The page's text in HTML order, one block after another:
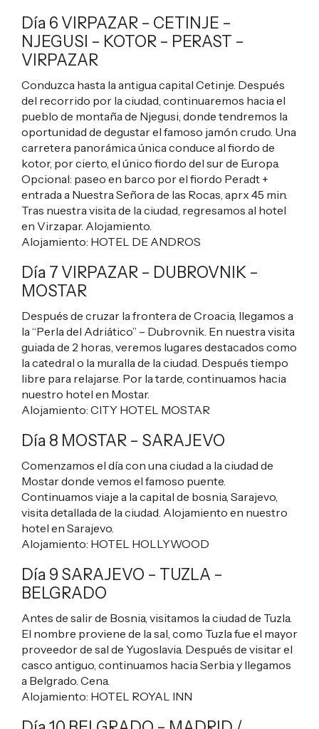
Día 6 VIRPAZAR – CETINJE –
NJEGUSI – KOTOR – PERAST –
VIRPAZAR
Conduzca hasta la antigua capital Cetinje. Después
del recorrido por la ciudad, continuaremos hacia el
pueblo de montaña de Njegusi, donde tendremos la
oportunidad de degustar el famoso jamón crudo. Una
carretera panorámica única conduce al fiordo de
kotor, por cierto, el único fiordo del sur de Europa.
Opcional: paseo en barco por el fiordo Peradt +
entrada a Nuestra Señora de las Rocas, aprx 45 min.
Tras nuestra visita de la ciudad, regresamos al hotel
en Virzapar. Alojamiento.
Alojamiento: HOTEL DE ANDROS
Día 7 VIRPAZAR – DUBROVNIK –
MOSTAR
Después de cruzar la frontera de Croacia, llegamos a
la “Perla del Adriático” – Dubrovnik. En nuestra visita
guiada de 2 horas, veremos lugares destacados como
la catedral o la muralla de la ciudad. Después tiempo
libre para relajarse. Por la tarde, continuamos hacia
nuestro hotel en Mostar.
Alojamiento: CITY HOTEL MOSTAR
Día 8 MOSTAR – SARAJEVO
Comenzamos el día con una ciudad a la ciudad de
Mostar donde vemos el famoso puente.
Continuamos viaje a la capital de bosnia, Sarajevo,
visita detallada de la ciudad. Alojamiento en nuestro
hotel en Sarajevo.
Alojamiento: HOTEL HOLLYWOOD
Día 9 SARAJEVO – TUZLA –
BELGRADO
Antes de salir de Bosnia, visitamos la ciudad de Tuzla.
El nombre proviene de la sal, como Tuzla fue el mayor
proveedor de sal de Yugoslavia. Después de visitar el
casco antiguo, continuamos hacia Serbia y llegamos
a Belgrado. Cena.
Alojamiento: HOTEL ROYAL INN